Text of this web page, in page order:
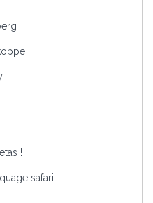
!
safari